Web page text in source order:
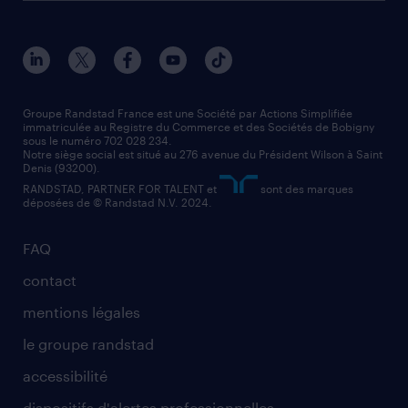
manutentionnaire
assistant administratif
comptable
contact entreprise
faq intérim / recrutement
nos agences par ville
nos agences par région
nos cabinets de recrutement
FAQ
contact
mentions légales
le groupe randstad
accessibilité
Groupe Randstad France est une Société par Actions Simplifiée
immatriculée au Registre du Commerce et des Sociétés de Bobigny
sous le numéro 702 028 234.
Notre siège social est situé au 276 avenue du Président Wilson à Saint
Denis (93200).
RANDSTAD, PARTNER FOR TALENT et
sont des marques
déposées de © Randstad N.V. 2024.